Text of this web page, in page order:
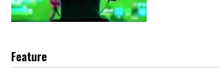
Feature